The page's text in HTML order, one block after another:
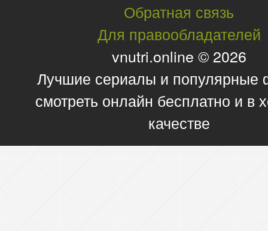
Обратная связь
Для правообладателей
vnutri.online © 2026
Лучшие сериалы и
смотреть онлайн бесплатно и в
качестве